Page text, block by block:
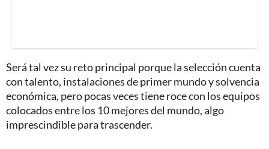
Será tal vez su reto principal porque la selección cuenta
con talento, instalaciones de primer mundo y solvencia
económica, pero pocas veces tiene roce con los equipos
colocados entre los 10 mejores del mundo, algo
imprescindible para trascender.